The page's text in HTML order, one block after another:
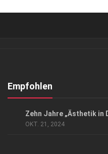
Kontakt, Impressum
Empfohlen
Zehn Jahre „Ästhetik in
OKT. 21, 2024